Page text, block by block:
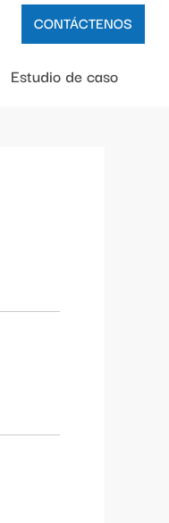
CONTÁCTENOS
Estudio de caso